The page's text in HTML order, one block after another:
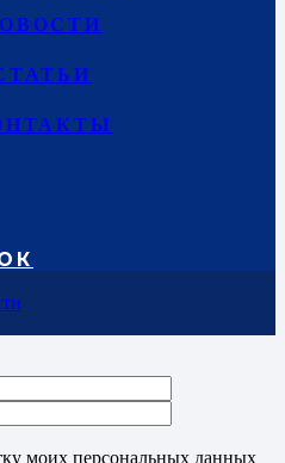
моих персональных данных